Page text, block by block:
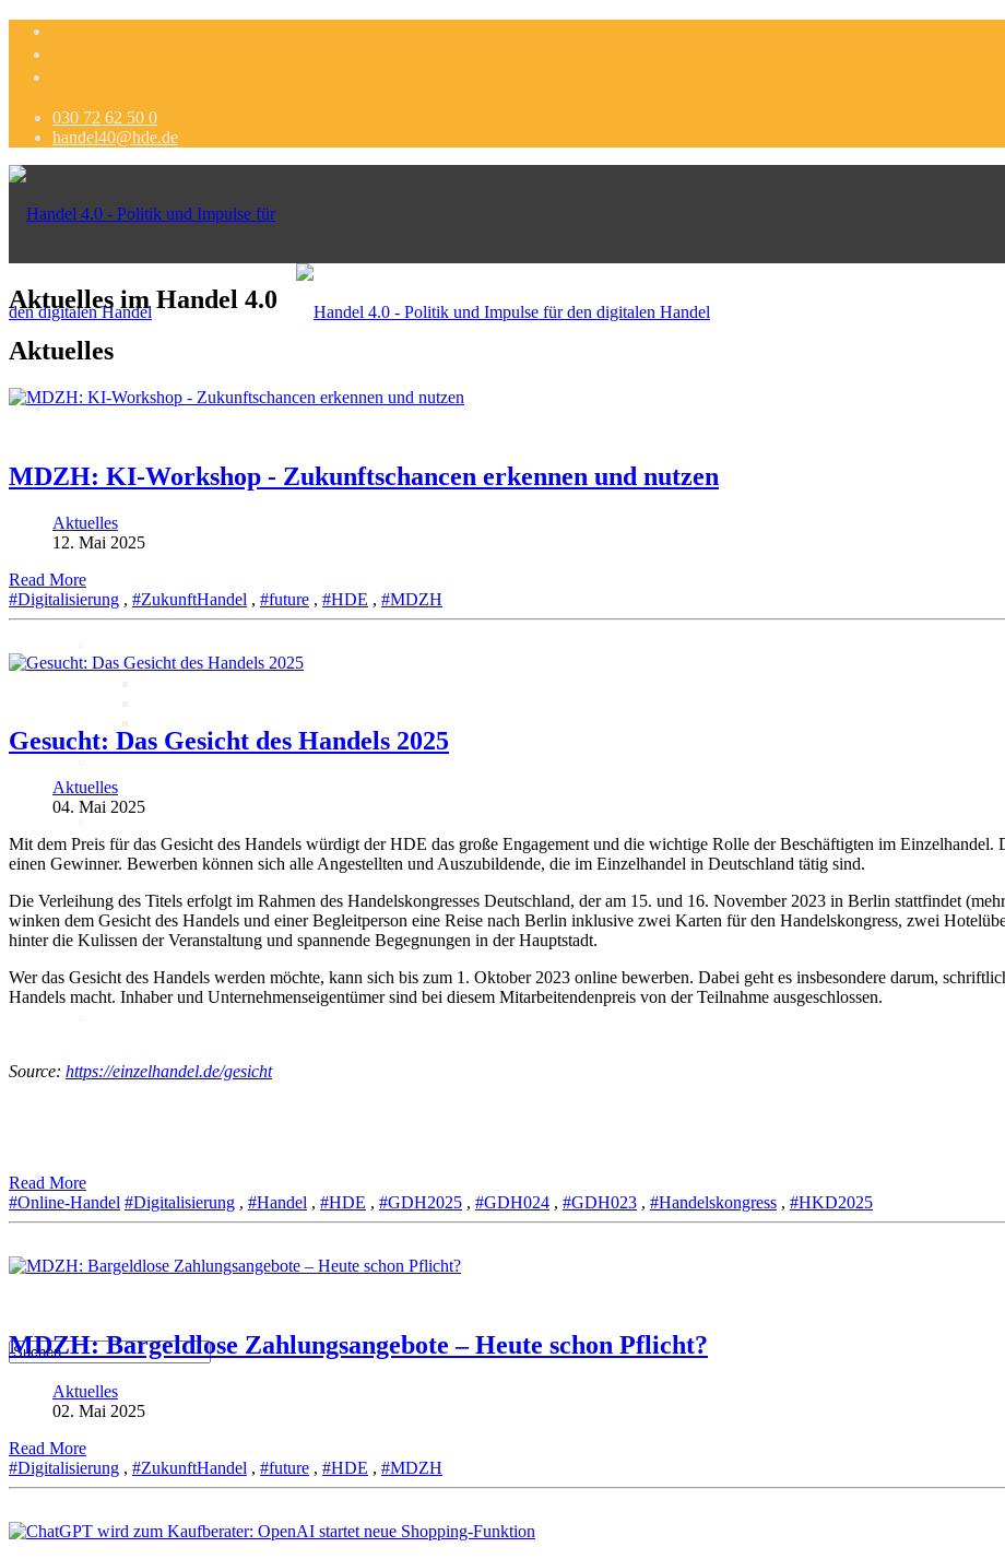
030 72 62 50 0
handel40@hde.de
Politik
Marktdaten
Digitales 1x1
Cyber-Sicherheit im Handel
E-Commerce
Sale
Social Media
Mobile
Best-Practices ZukunftHandel
KI
Deep Dive Künstliche
Intelligenz
Digitale Innenstadt
Der HDE
Aktuelles im Handel 4.0
Aktuelles
MDZH: KI-Workshop - Zukunftschancen erkennen und nutzen
Aktuelles
12. Mai 2025
Read More
#Digitalisierung , #ZukunftHandel , #future , #HDE , #MDZH
Gesucht: Das Gesicht des Handels 2025
Aktuelles
04. Mai 2025
Mit dem Preis für das Gesicht des Handels würdigt der HDE das große Engagement und die wichtige Rolle der Beschäftigten im Einzelhandel.
einen Gewinner. Bewerben können sich alle Angestellten und Auszubildende, die im Einzelhandel in Deutschland tätig sind.
Die Verleihung des Titels erfolgt im Rahmen des Handelskongresses Deutschland, der am 15. und 16. November 2023 in Berlin stattfindet
winken dem Gesicht des Handels und einer Begleitperson eine Reise nach Berlin inklusive zwei Karten für den Handelskongress, zwei
hinter die Kulissen der Veranstaltung und spannende Begegnungen in der Hauptstadt.
Wer das Gesicht des Handels werden möchte, kann sich bis zum 1. Oktober 2023 online bewerben. Dabei geht es insbesondere darum,
Handels macht. Inhaber und Unternehmenseigentümer sind bei diesem Mitarbeitendenpreis von der Teilnahme ausgeschlossen.
Source: https://einzelhandel.de/gesicht
Read More
#Online-Handel #Digitalisierung , #Handel , #HDE , #GDH2025 , #GDH024 , #GDH023 , #Handelskongress , #HKD2025
MDZH: Bargeldlose Zahlungsangebote – Heute schon Pflicht?
Aktuelles
02. Mai 2025
Read More
#Digitalisierung , #ZukunftHandel , #future , #HDE , #MDZH